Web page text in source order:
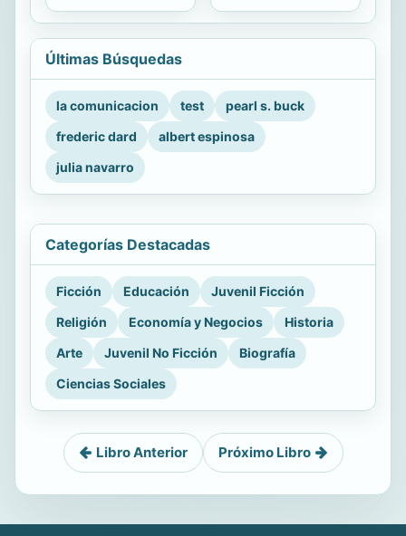
Últimas Búsquedas
la comunicacion test
pearl s. buck
frederic dard
albert espinosa
julia navarro
Categorías Destacadas
Ficción Educación
Juvenil Ficción
Religión
Economía y Negocios
Historia
Arte
Juvenil No Ficción
Biografía
Ciencias Sociales
Libro Anterior Próximo Libro